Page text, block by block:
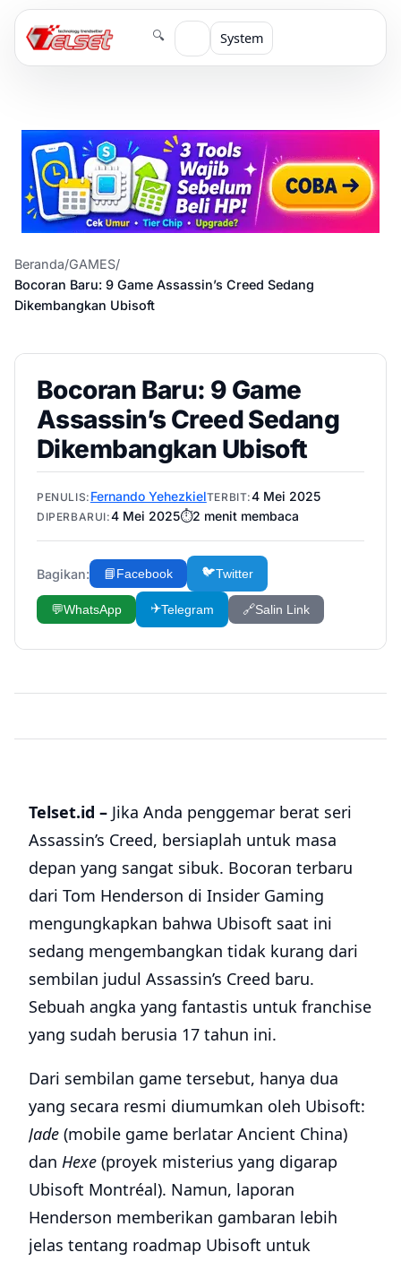
🔍 System
Beranda/GAMES/
Bocoran Baru: 9 Game Assassin’s Creed Sedang
Dikembangkan Ubisoft
Bocoran Baru: 9 Game
Assassin’s Creed Sedang
Dikembangkan Ubisoft
PENULIS: Fernando YehezkielTERBIT:4 Mei 2025
DIPERBARUI:4 Mei 2025⏱️2 menit membaca
Bagikan: 📘Facebook 🐦Twitter
💬WhatsApp ✈️Telegram 🔗Salin Link
Telset.id – Jika Anda penggemar berat seri
Assassin’s Creed, bersiaplah untuk masa
depan yang sangat sibuk. Bocoran terbaru
dari Tom Henderson di Insider Gaming
mengungkapkan bahwa Ubisoft saat ini
sedang mengembangkan tidak kurang dari
sembilan judul Assassin’s Creed baru.
Sebuah angka yang fantastis untuk franchise
yang sudah berusia 17 tahun ini.
Dari sembilan game tersebut, hanya dua
yang secara resmi diumumkan oleh Ubisoft:
Jade (mobile game berlatar Ancient China)
dan Hexe (proyek misterius yang digarap
Ubisoft Montréal). Namun, laporan
Henderson memberikan gambaran lebih
jelas tentang roadmap Ubisoft untuk